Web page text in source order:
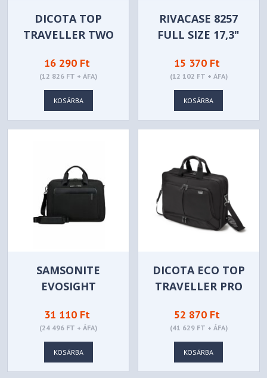
DICOTA TOP
TRAVELLER TWO
D3250805
16 290 Ft
(12 826 FT + ÁFA)
KOSÁRBA
RIVACASE 8257
FULL SIZE 17,3"
BLACK
15 370 Ft
(12 102 FT + ÁFA)
KOSÁRBA
SAMSONITE
EVOSIGHT
BLACK
31 110 Ft
(24 496 FT + ÁFA)
KOSÁRBA
DICOTA ECO TOP
TRAVELLER PRO
52 870 Ft
(41 629 FT + ÁFA)
KOSÁRBA